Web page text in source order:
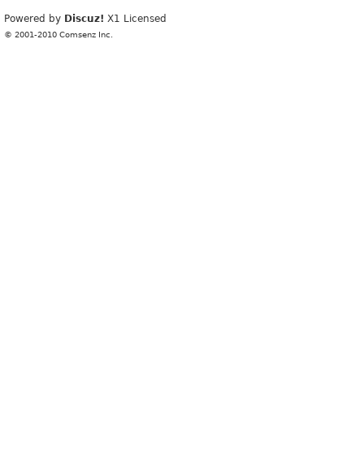
Powered by Discuz! X1 Licensed
© 2001-2010 Comsenz Inc.